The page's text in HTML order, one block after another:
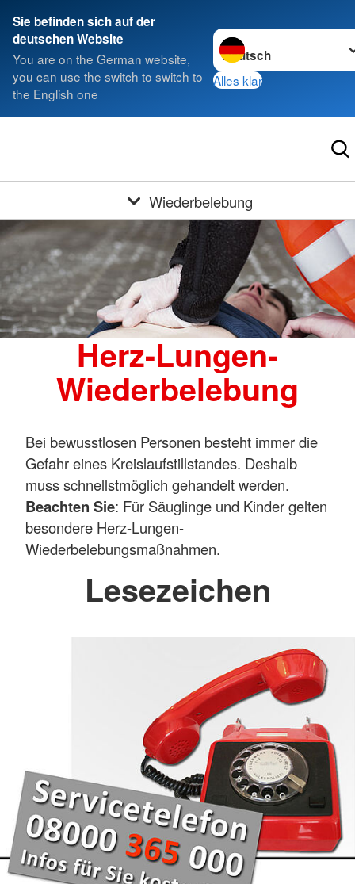
Sie befinden sich auf der
deutschen Website
You are on the German website,
you can use the switch to switch to
the English one
Sprache wechseln zu
Alles klar
Wiederbelebung
Herz-Lungen-
Wiederbelebung
Bei bewusstlosen Personen besteht immer die
Gefahr eines Kreislaufstillstandes. Deshalb
muss schnellstmöglich gehandelt werden.
Beachten Sie: Für Säuglinge und Kinder gelten
besondere Herz-Lungen-
Wiederbelebungsmaßnahmen.
Lesezeichen